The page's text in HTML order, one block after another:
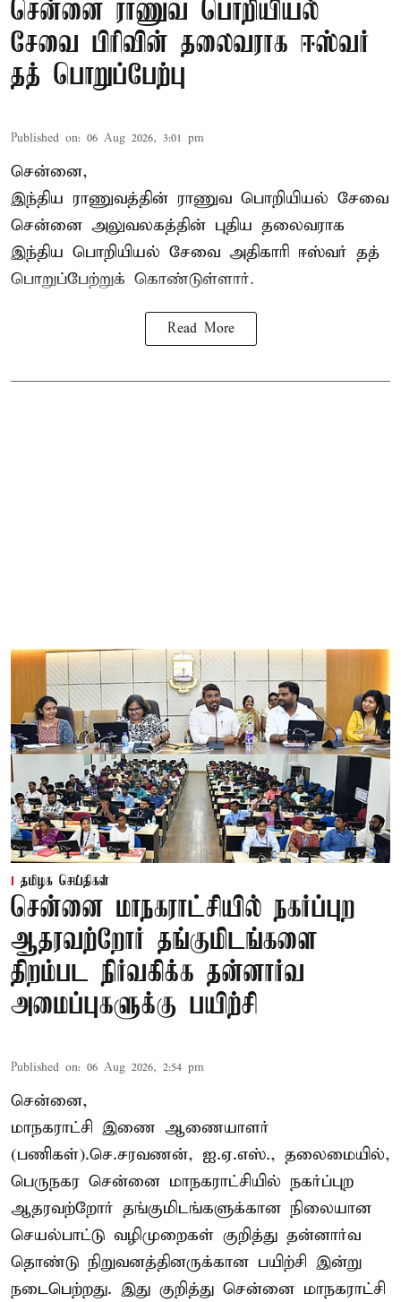
சென்னை ராணுவ பொறியியல்
சேவை பிரிவின் தலைவராக ஈஸ்வர்
தத் பொறுப்பேற்பு
Published on: 06 Aug 2026, 3:01 pm
சென்னை,
இந்திய ராணுவத்தின் ராணுவ பொறியியல் சேவை
சென்னை அலுவலகத்தின் புதிய தலைவராக
இந்திய பொறியியல் சேவை அதிகாரி ஈஸ்வர் தத்
பொறுப்பேற்றுக் கொண்டுள்ளார்.
Read More
தமிழக செய்திகள்
சென்னை மாநகராட்சியில் நகர்ப்புற
ஆதரவற்றோர் தங்குமிடங்களை
திறம்பட நிர்வகிக்க தன்னார்வ
அமைப்புகளுக்கு பயிற்சி
Published on: 06 Aug 2026, 2:54 pm
சென்னை,
மாநகராட்சி இணை ஆணையாளர்
(பணிகள்).செ.சரவணன், ஐ.ஏ.எஸ்., தலைமையில்,
பெருநகர சென்னை மாநகராட்சியில் நகர்ப்புற
ஆதரவற்றோர் தங்குமிடங்களுக்கான நிலையான
செயல்பாட்டு வழிமுறைகள் குறித்து தன்னார்வ
தொண்டு நிறுவனத்தினருக்கான பயிற்சி இன்று
நடைபெற்றது. இது குறித்து சென்னை மாநகராட்சி